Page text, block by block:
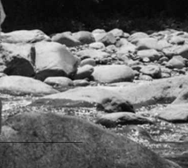
(1) 1 post
(4) 4 posts